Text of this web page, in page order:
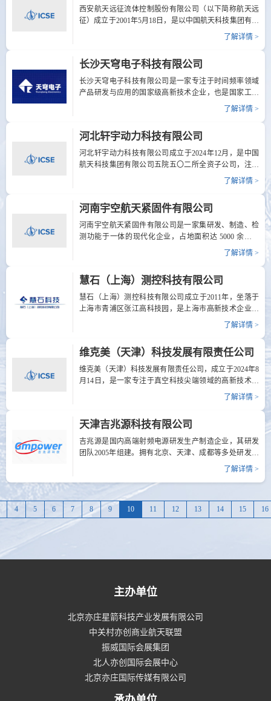
和深圳品牌百强企业。嵌入式存储芯片业务覆盖工业计
算机、嵌入式系统、工业物联网、轨道交通、人工智
航空航天等国家重点行业的各类应用场景全产业链应
与开发，结合产学研合作，以“行业+解决方案&rdquo...
西安航天远征流体控制股份有限公司（以下简称航天远
征）成立于2001年5月18日，是以中国航天科技集团有限
公司第六研究院及西安航天动力研究所为主发起人成立
一流的流体机械与传感测控领域解决方案供应商，面向
航天、国防、能源化工产业提供综合性解决方案。多年
来，航天远征坚持走自主创新、军民融合发展道路，积
新、科技兴国的领跑者。依托中国航天液体火箭发动机
量管控体系，先后参与了中国载人航天工程、探月工
程、探火工程、北斗组...
了解详情 >
长沙天穹电子科技有限公司
长沙天穹电子科技有限公司是一家专注于时间频率领域
产品研发与应用的国家级高新技术企业，也是国家工信
部与湖南省计量院认定的计量重点保障单位。公司首次
噪声产生和抗振动频率稳定方面的技术优势，公司推出
国内首创的超低相位噪声蓝宝石振荡器及卫星时频系统
等系列产品，可有效满足商业航天卫星在严苛环境下的
全国先进应用技术大赛铜奖，以“为感知世界提供精准尺
应用，助力全球商业航天事业发展。/p>...
了解详情 >
河北轩宇动力科技有限公司
河北轩宇动力科技有限公司成立于2024年12月，是中国
航天科技集团有限公司五院五〇二所全资子公司，注册
资本7500万元。公司定位为航天动力系统供应链的承接
块集成技术和等离子体技术，主要从事航天器动力系统
测试试验、航天器动力系统和单机研制、等离子体应用
产业发展，致力于成为国内领先、国际一流的，集研
合服务提供商。目前，公司已完成卫星互联网星座、青
200余套动力系统的研制，150余颗已发射卫星在轨状态
良好，赢...
了解详情 >
河南宇空航天紧固件有限公司
河南宇空航天紧固件有限公司是一家集研发、制造、检
测功能于一体的现代化企业，占地面积达 5000 余平方
米，员工 70 余人。 公司具有一支综合素质卓越、业务技
检测能力。 公司专注于中高端紧固件市场的配套服务工
作。生产的产品涵盖各种级别、材质、强度的螺栓、螺
钉、螺母、螺套、铆钉、垫圈、销轴、卡箍、锁类、管
址: 无地 址: 河南省信阳市信阳市精密智造产业园9号
了解详情 >
慧石（上海）测控科技有限公司
慧石（上海）测控科技有限公司成立于2011年，坐落于
上海市青浦区张江高科技园，是上海市高新技术企业和
上海市“专精特新”企业，是国家工信部强基工程发动机
车、高铁等领域的创新型高科技企业，以“国内急需的、
国外禁运的、国内还做不好的”为企业定位，是目前国内
唯一一家以航空发动机传感器为核心主业的传感器专业
装发部、空军、国防科工局、中国航发、上海市国防工
了解详情 >
维克美（天津）科技发展有限责任公司
维克美（天津）科技发展有限责任公司，成立于2024年8
月14日，是一家专注于真空科技尖端领域的高新技术企
业。公司以前沿技术研发与高端装备制造为核心，致力
研发、制造、检测与服务为一体，核心业务涵盖四大板
块：真空计量测试装置研制、面向特殊工况与极限要求
的特种真空设备研制、真空计量检测与校准服务以及真
空技术研发实验室，组建了由博士领衔的40余人高水平
技术研发队伍，与国内近50家顶尖科研院所及高等院校
建立了深度产学研合作关系，拥有占地5400平方米的现
代化生产...
了解详情 >
天津吉兆源科技有限公司
吉兆源是国内高端射频电源研发生产制造企业，其研发
团队2005年组建。拥有北京、天津、成都等多处研发生
产中心。已取得多项专利技术及软件著作权。产品广泛
镀膜等领域。 公司核心团队深耕射频电源领域多年，现
已自主研发出上百款产品。产品已在多家设备厂商实现
量产，是多家龙头设备制造企业核心供应商。 为了满足
不同领域客户的多样化需求和建设方案，吉兆源科技能
了解详情 >
4 5 6 7 8 9 10 11 12 13 14 15 16
主办单位
北京亦庄星箭科技产业发展有限公司
中关村亦创商业航天联盟
振威国际会展集团
北人亦创国际会展中心
北京亦庄国际传媒有限公司